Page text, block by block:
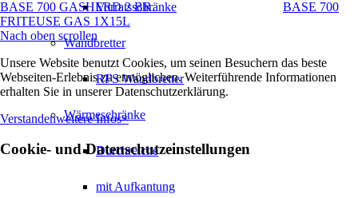
Vorratsschränke
Wandbretter
RFS Wandbretter
Wärmeschränke
Durchreiche
mit Aufkantung
BASE 700 GASHERD 2 BR.
BASE 700
FRITEUSE GAS 1X15L
Nach oben scrollen
Unsere Website benutzt Cookies, um seinen Besuchern das beste
Webseiten-Erlebnis zu ermöglichen. Weiterführende Informationen
erhalten Sie in unserer Datenschutzerklärung.
Verstandenweitere Infos×
Cookie- und Datenschutzeinstellungen